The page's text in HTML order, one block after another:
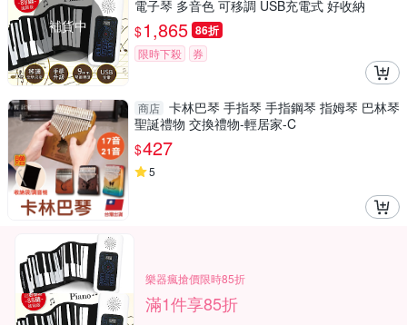
補貨中
電子琴 多音色 可移調 USB充電式 好收納
$1,865 86折
限時下殺 券
商店 卡林巴琴 手指琴 手指鋼琴 指姆琴 巴林琴
聖誕禮物 交換禮物-輕居家-C
$427
5
樂器瘋搶價限時85折
滿1件享85折